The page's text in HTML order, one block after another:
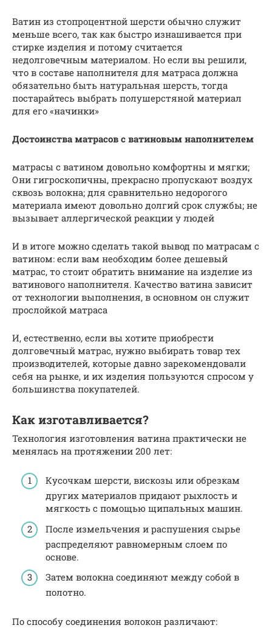
Ватин из стопроцентной шерсти обычно служит
меньше всего, так как быстро изнашивается при
стирке изделия и потому считается
недолговечным материалом. Но если вы решили,
что в составе наполнителя для матраса должна
обязательно быть натуральная шерсть, тогда
постарайтесь выбрать полушерстяной материал
для его «начинки»
Достоинства матрасов с ватиновым наполнителем
матрасы с ватином довольно комфортны и мягки;
Они гигроскопичны, прекрасно пропускают воздух
сквозь волокна; для сравнительно недорогого
материала имеют довольно долгий срок службы; не
вызывает аллергической реакции у людей
И в итоге можно сделать такой вывод по матрасам с
ватином: если вам необходим более дешевый
матрас, то стоит обратить внимание на изделие из
ватинового наполнителя. Качество ватина зависит
от технологии выполнения, в основном он служит
прослойкой матраса
И, естественно, если вы хотите приобрести
долговечный матрас, нужно выбирать товар тех
производителей, которые давно зарекомендовали
себя на рынке, и их изделия пользуются спросом у
большинства покупателей.
Как изготавливается?
Технология изготовления ватина практически не
менялась на протяжении 200 лет:
Кусочкам шерсти, вискозы или обрезкам
других материалов придают рыхлость и
мягкость с помощью щипальных машин.
После измельчения и распушения сырье
распределяют равномерным слоем по
основе.
Затем волокна соединяют между собой в
полотно.
По способу соединения волокон различают: